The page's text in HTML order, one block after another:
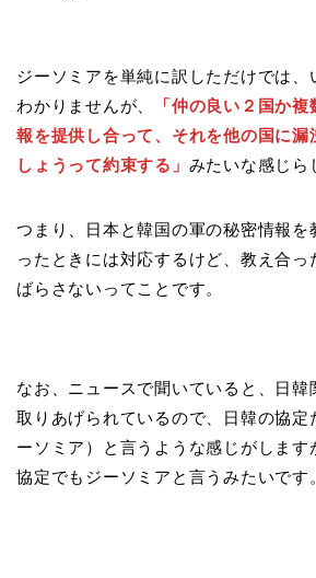
ジーソミアを単純に訳しただけでは、
わかりませんが、
「仲の良い２国か
報を提供し合って、それを他の国に漏
しょうって約束する」 みたいな感じら
つまり、日本と韓国の軍の秘密情報を
ったときには対応するけど、教え合っ
ばらさないってことです。
なお、ニュースで聞いていると、日韓
取りあげられているので、日韓の協
ーソミア）と言うような感じがします
協定でもジーソミアと言うみたいです